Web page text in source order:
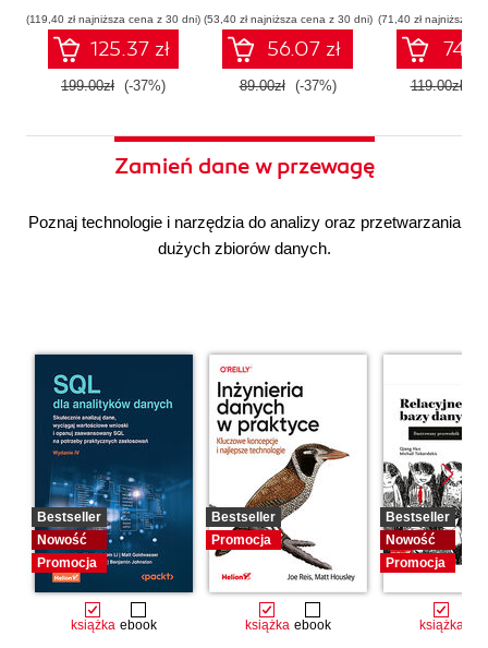
(119,40 zł najniższa cena z 30 dni)
125.37 zł
199.00zł (-37%)
modelowaniu
probabilistycznym.
Wydanie III
(53,40 zł najniższa cena z 30 dni)
56.07 zł
89.00zł (-37%)
(71,40 zł najniższa
119.00zł
Zamień dane w przewagę
Poznaj technologie i narzędzia do analizy oraz przetwarzania
dużych zbiorów danych.
Bestseller
Nowość
Promocja
książka ebook
Bestseller
Promocja
książka ebook
Bestseller
Nowość
Promocja
książka